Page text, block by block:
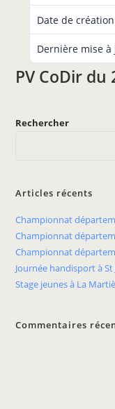
Date de création
Dernière mise à
PV CoDir du
Rechercher
Articles récents
Championnat
Championnat
Championnat
Journée handisport à St
Stage jeunes à La
Commentaires